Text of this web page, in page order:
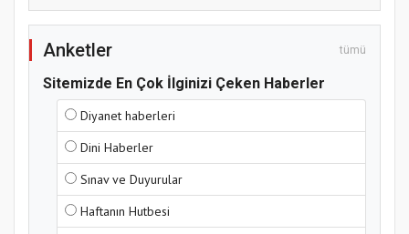
Anketler tümü
Sitemizde En Çok İlginizi Çeken Haberler
Diyanet haberleri
Dini Haberler
Sınav ve Duyurular
Haftanın Hutbesi